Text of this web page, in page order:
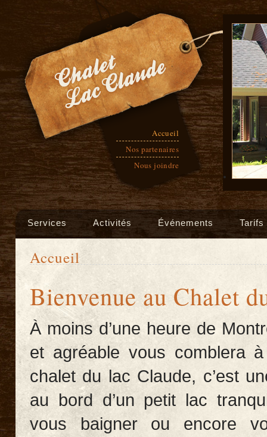
Accueil
Nos partenaires
Nous joindre
Services Activités Événements Tarifs
Accueil
Bienvenue au Chalet
À moins d’une heure de
et agréable vous comblera
chalet du lac Claude, c’est
au bord d’un petit lac
vous baigner ou encore